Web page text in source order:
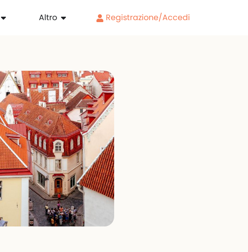
Altro Registrazione/Accedi